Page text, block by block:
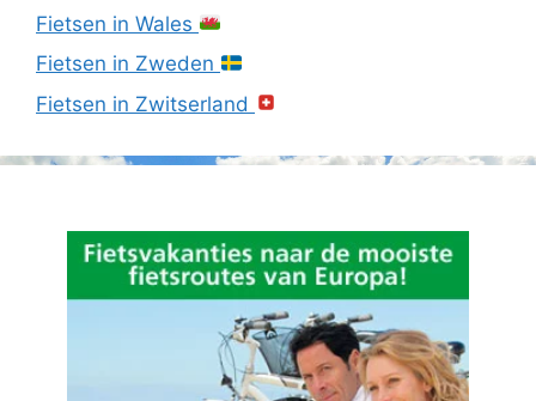
Fietsen in Wales
Fietsen in Zweden
Fietsen in Zwitserland